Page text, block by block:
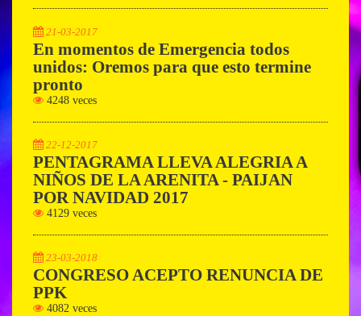
21-03-2017
En momentos de Emergencia todos
unidos: Oremos para que esto termine
pronto
4248 veces
22-12-2017
PENTAGRAMA LLEVA ALEGRIA A
NIÑOS DE LA ARENITA - PAIJAN
POR NAVIDAD 2017
4129 veces
23-03-2018
CONGRESO ACEPTO RENUNCIA DE
PPK
4082 veces